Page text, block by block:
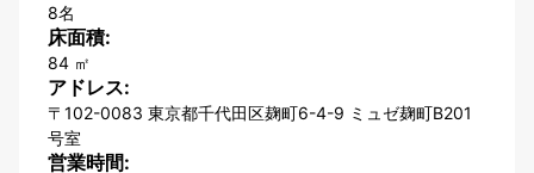
8名
床面積:
84 ㎡
アドレス:
〒102-0083 東京都千代田区麹町6-4-9 ミュゼ麹町B201
号室
営業時間: